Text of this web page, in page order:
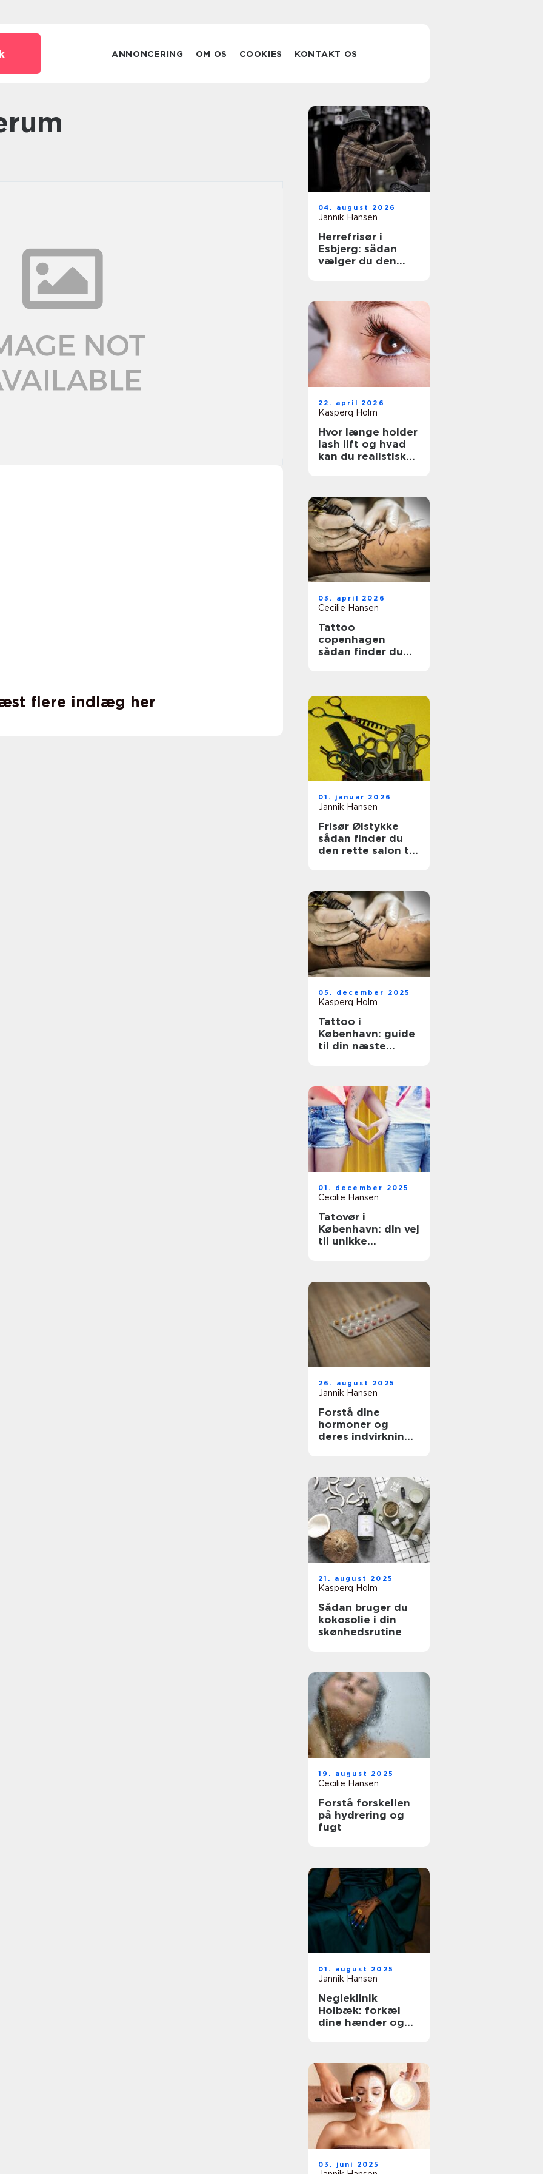
ANNONCERING OM OS COOKIES KONTAKT OS
flere indlæg her
04. august 2026
Jannik Hansen
Herrefrisør i
Esbjerg: sådan
vælger du den
22. april 2026
Kasperq Holm
Hvor længe holder
lash lift og hvad
kan du realistisk
03. april 2026
Cecilie Hansen
Tattoo
copenhagen
sådan finder du
01. januar 2026
Jannik Hansen
Frisør Ølstykke
sådan finder du
den rette salon til
05. december 2025
Kasperq Holm
Tattoo i
København: guide
til din næste
01. december 2025
Cecilie Hansen
Tatovør i
København: din vej
til unikke
26. august 2025
Jannik Hansen
Forstå dine
hormoner og
deres indvirkning
21. august 2025
Kasperq Holm
Sådan bruger du
kokosolie i din
skønhedsrutine
19. august 2025
Cecilie Hansen
Forstå forskellen
på hydrering og
fugt
01. august 2025
Jannik Hansen
Negleklinik
Holbæk: forkæl
dine hænder og
03. juni 2025